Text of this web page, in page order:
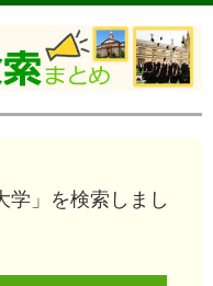
学」を検索しまし